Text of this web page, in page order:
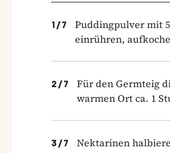
1/7
Puddingpulver mit
einrühren,
2/7
Für den Germteig
warmen Ort ca. 1
3/7 Nektarinen